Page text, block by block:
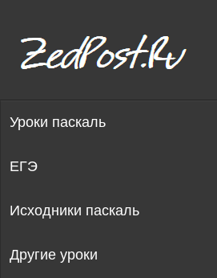
Уроки паскаль
ЕГЭ
Исходники паскаль
Другие уроки